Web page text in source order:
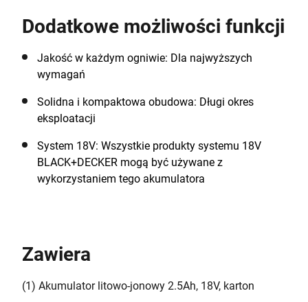
Dodatkowe możliwości funkcji
Jakość w każdym ogniwie: Dla najwyższych
wymagań
Solidna i kompaktowa obudowa: Długi okres
eksploatacji
System 18V: Wszystkie produkty systemu 18V
BLACK+DECKER mogą być używane z
wykorzystaniem tego akumulatora
Zawiera
(1) Akumulator litowo-jonowy 2.5Ah, 18V, karton